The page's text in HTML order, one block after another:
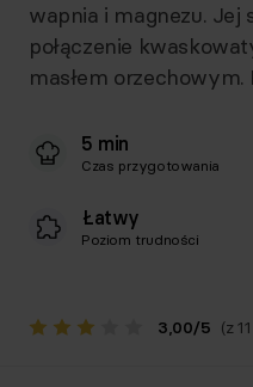
wapnia i magnezu. Jej
połączenie
masłem orzechowym.
5 min
Czas przygotowania
Łatwy
Poziom trudności
3,00/5 (z